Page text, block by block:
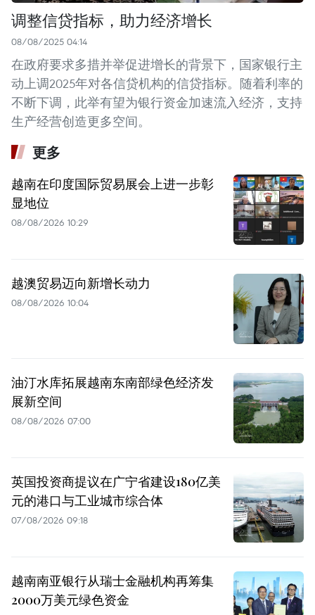
调整信贷指标，助力经济增长
08/08/2025 04:14
在政府要求多措并举促进增长的背景下，国家银行主
动上调2025年对各信贷机构的信贷指标。随着利率的
不断下调，此举有望为银行资金加速流入经济，支持
生产经营创造更多空间。
更多
越南在印度国际贸易展会上进一步彰
显地位
08/08/2026 10:29
越澳贸易迈向新增长动力
08/08/2026 10:04
油汀水库拓展越南东南部绿色经济发
展新空间
08/08/2026 07:00
英国投资商提议在广宁省建设180亿美
元的港口与工业城市综合体
07/08/2026 09:18
越南南亚银行从瑞士金融机构再筹集
2000万美元绿色资金